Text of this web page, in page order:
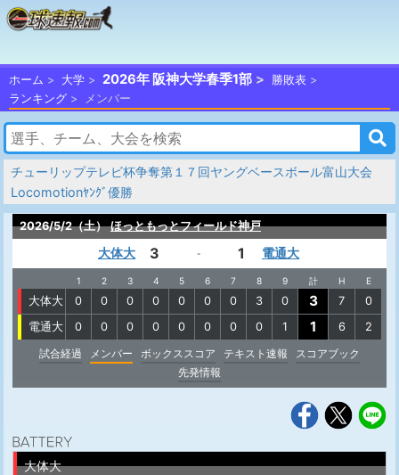
ホーム 大学 2026年 阪神大学春季1部
勝敗表
ランキング
メンバー
チューリップテレビ杯争奪第１７回ヤングベースボール富山大会
Locomotionﾔﾝｸﾞ優勝
2026/5/2（土） ほっともっとフィールド神戸
大体大 3 - 1 電通大
1 2 3 4 5 6 7 8 9 計 H E
大体大 0 0 0 0 0 0 0 3 0 3 7
0
電通大
0 0 0 0 0 0 0 0 1 1 6
2
試合経過
メンバー ボックススコア テキスト速報
スコアブック
先発情報
大体大